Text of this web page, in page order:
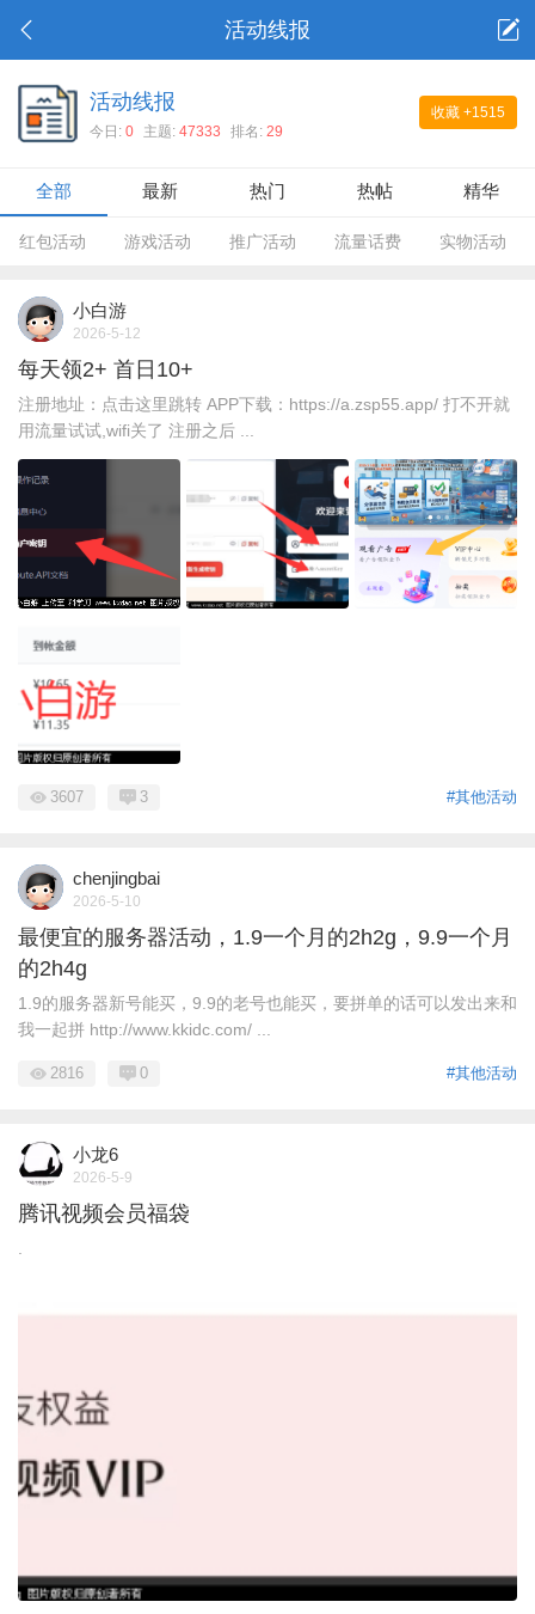
活动线报
收藏 +1515
活动线报
今日: 0 主题: 47333 排名: 29
全部 最新 热门 热帖 精华
红包活动 游戏活动 推广活动 流量话费 实物活动
小白游
2026-5-12
每天领2+ 首日10+
注册地址：点击这里跳转 APP下载：https://a.zsp55.app/ 打不开就
用流量试试,wifi关了 注册之后 ...
#其他活动
3607 3
chenjingbai
2026-5-10
最便宜的服务器活动，1.9一个月的2h2g，9.9一个月
的2h4g
1.9的服务器新号能买，9.9的老号也能买，要拼单的话可以发出来和
我一起拼 http://www.kkidc.com/ ...
#其他活动
2816 0
小龙6
2026-5-9
腾讯视频会员福袋